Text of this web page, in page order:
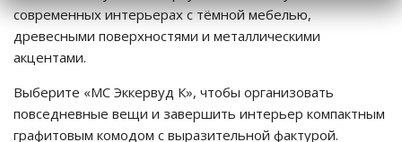
современных интерьерах с тёмной мебелью,
древесными поверхностями и металлическими
акцентами.
Выберите «МС Эккервуд К», чтобы организовать
повседневные вещи и завершить интерьер компактным
графитовым комодом с выразительной фактурой.